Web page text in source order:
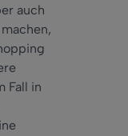
auch
Fall in